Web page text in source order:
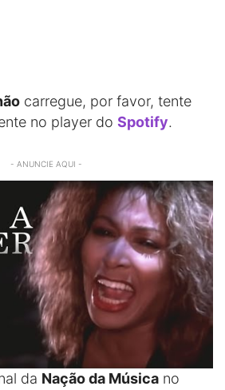
carregue, por favor, tente
no player do Spotify.
- ANUNCIE AQUI -
da Nação da Música no